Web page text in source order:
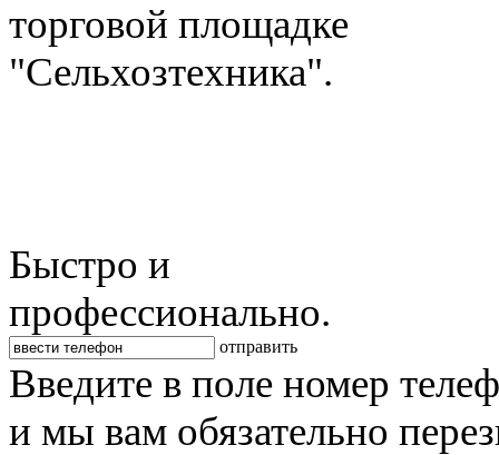
торговой площадке
"Сельхозтехника".
Быстро и
профессионально.
отправить
Введите в поле номер
и мы вам обязательно